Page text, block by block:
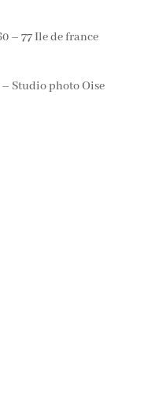
– 77 Ile de france
– Studio photo Oise